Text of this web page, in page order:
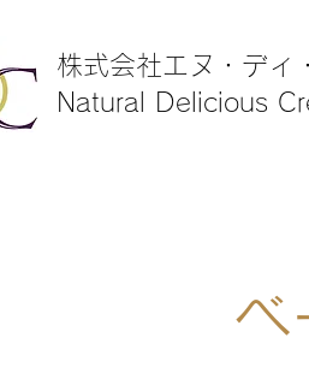
株式会社エヌ・ディ
Natural Delicious
ベ